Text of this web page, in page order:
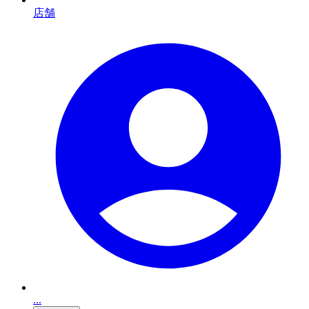
店舗
...